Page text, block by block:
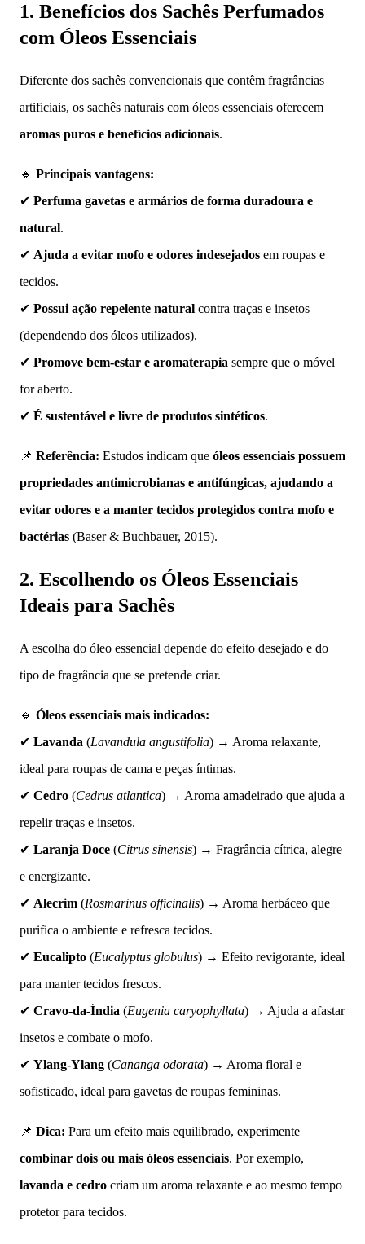
1. Benefícios dos Sachês Perfumados
com Óleos Essenciais
Diferente dos sachês convencionais que contêm fragrâncias
artificiais, os sachês naturais com óleos essenciais oferecem
aromas puros e benefícios adicionais.
🔹 Principais vantagens:
✔ Perfuma gavetas e armários de forma duradoura e
natural.
✔ Ajuda a evitar mofo e odores indesejados em roupas e
tecidos.
✔ Possui ação repelente natural contra traças e insetos
(dependendo dos óleos utilizados).
✔ Promove bem-estar e aromaterapia sempre que o móvel
for aberto.
✔ É sustentável e livre de produtos sintéticos.
📌 Referência: Estudos indicam que óleos essenciais possuem
propriedades antimicrobianas e antifúngicas, ajudando a
evitar odores e a manter tecidos protegidos contra mofo e
bactérias (Baser & Buchbauer, 2015).
2. Escolhendo os Óleos Essenciais
Ideais para Sachês
A escolha do óleo essencial depende do efeito desejado e do
tipo de fragrância que se pretende criar.
🔹 Óleos essenciais mais indicados:
✔ Lavanda (Lavandula angustifolia) → Aroma relaxante,
ideal para roupas de cama e peças íntimas.
✔ Cedro (Cedrus atlantica) → Aroma amadeirado que ajuda a
repelir traças e insetos.
✔ Laranja Doce (Citrus sinensis) → Fragrância cítrica, alegre
e energizante.
✔ Alecrim (Rosmarinus officinalis) → Aroma herbáceo que
purifica o ambiente e refresca tecidos.
✔ Eucalipto (Eucalyptus globulus) → Efeito revigorante, ideal
para manter tecidos frescos.
✔ Cravo-da-Índia (Eugenia caryophyllata) → Ajuda a afastar
insetos e combate o mofo.
✔ Ylang-Ylang (Cananga odorata) → Aroma floral e
sofisticado, ideal para gavetas de roupas femininas.
📌 Dica: Para um efeito mais equilibrado, experimente
combinar dois ou mais óleos essenciais. Por exemplo,
lavanda e cedro criam um aroma relaxante e ao mesmo tempo
protetor para tecidos.